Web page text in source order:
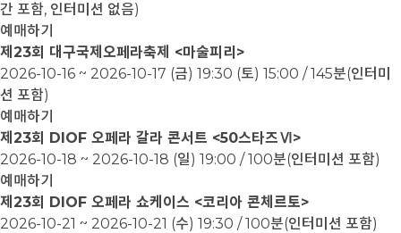
간 포함, 인터미션 없음)
예매하기
제23회 대구국제오페라축제 <마술피리>
2026-10-16 ~ 2026-10-17 (금) 19:30 (토) 15:00 / 145분(인터미
션 포함)
예매하기
제23회 DIOF 오페라 갈라 콘서트 <50스타즈Ⅵ>
2026-10-18 ~ 2026-10-18 (일) 19:00 / 100분(인터미션 포함)
예매하기
제23회 DIOF 오페라 쇼케이스 <코리아 콘체르토>
2026-10-21 ~ 2026-10-21 (수) 19:30 / 100분(인터미션 포함)